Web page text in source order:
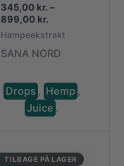
345,00 kr. –
899,00 kr.
345,00 kr.
til
899,00 kr.
Hampeekstrakt
SANA NORD
Drops Hemp
Juice .
TILBAGE PÅ LAGER